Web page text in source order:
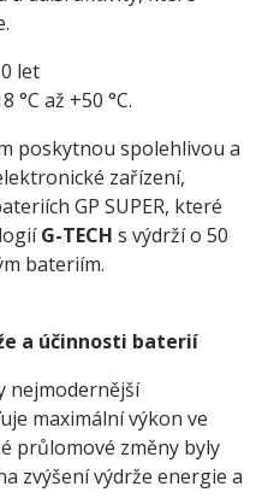
let
°C až +50 °C.
poskytnou spolehlivou a
zařízení,
GP SUPER, které
G-TECH s výdrží o 50
bateriím.
a účinnosti baterií
nejmodernější
maximální výkon ve
průlomové změny byly
zvýšení výdrže energie a